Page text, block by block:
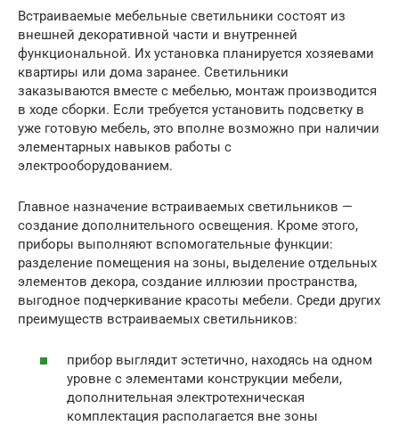
Встраиваемые мебельные светильники состоят из
внешней декоративной части и внутренней
функциональной. Их установка планируется хозяевами
квартиры или дома заранее. Светильники
заказываются вместе с мебелью, монтаж производится
в ходе сборки. Если требуется установить подсветку в
уже готовую мебель, это вполне возможно при наличии
элементарных навыков работы с
электрооборудованием.
Главное назначение встраиваемых светильников —
создание дополнительного освещения. Кроме этого,
приборы выполняют вспомогательные функции:
разделение помещения на зоны, выделение отдельных
элементов декора, создание иллюзии пространства,
выгодное подчеркивание красоты мебели. Среди других
преимуществ встраиваемых светильников:
прибор выглядит эстетично, находясь на одном
уровне с элементами конструкции мебели,
дополнительная электротехническая
комплектация располагается вне зоны